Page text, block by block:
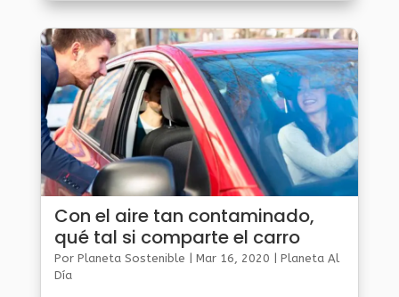
Con el aire tan contaminado,
qué tal si comparte el carro
Por Planeta Sostenible Mar 16, 2020
Planeta Al
Día